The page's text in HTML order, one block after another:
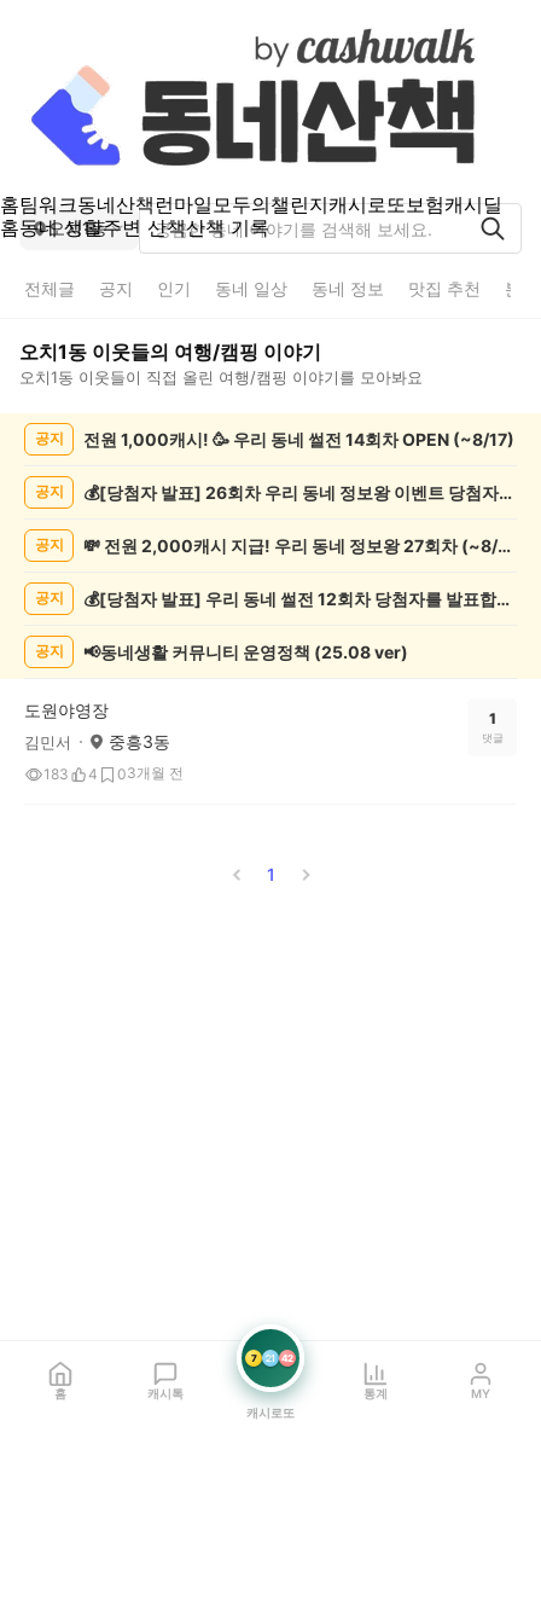
홈팀워크동네산책런마일모두의챌린지캐시로또보험캐시딜
홈동네 생활주변 산책산책 기록
오치1동
전체글 공지 인기 동네 일상 동네 정보 맛집 추천 분
오치1동 이웃들의 여행/캠핑 이야기
오치1동 이웃들이 직접 올린 여행/캠핑 이야기를 모아봐요
행/
목
공지 전원 1,000캐시! 🥳 우리 동네 썰전 14회차 OPEN (~8/17)
공지 💰[당첨자 발표] 26회차 우리 동네 정보왕 이벤트 당첨자를 발표합니다!
공지 💸 전원 2,000캐시 지급! 우리 동네 정보왕 27회차 (~8/10)
공지 💰[당첨자 발표] 우리 동네 썰전 12회차 당첨자를 발표합니다!
공지 📢동네생활 커뮤니티 운영정책 (25.08 ver)
도원야영장
김민서 중흥3동
183 4 03개월 전
1
댓글
1
홈 캐시톡
7 21 42
캐시로또
통계 MY